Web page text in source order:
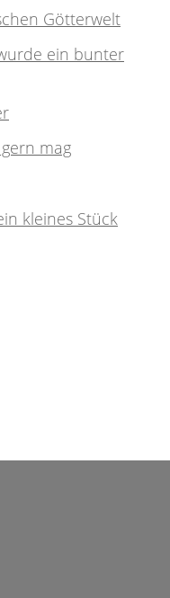
Götterwelt
ein bunter
mag
kleines Stück